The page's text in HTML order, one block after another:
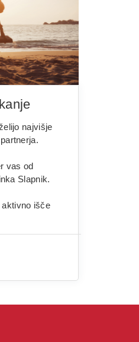
najvišje
vas od
Slapnik.
išče